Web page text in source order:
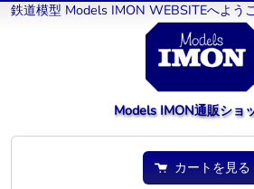
鉄道模型 Models IMON WEBSITEへよう
Models IMON通販ショ
カートを見る